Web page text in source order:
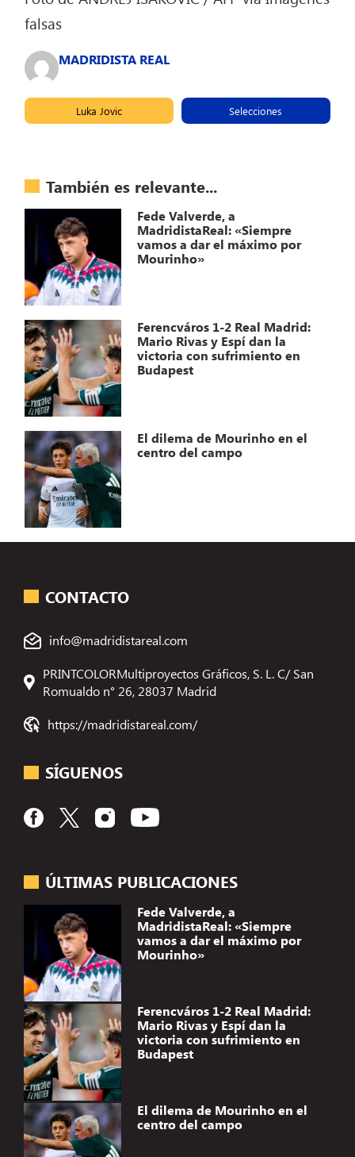
falsas
MADRIDISTA REAL
Luka Jovic Selecciones
También es relevante...
Fede Valverde, a
MadridistaReal: «Siempre
vamos a dar el máximo por
Mourinho»
Ferencváros 1-2 Real Madrid:
Mario Rivas y Espí dan la
victoria con sufrimiento en
Budapest
El dilema de Mourinho en el
centro del campo
ÚLTIMAS PUBLICACIONES
Fede Valverde, a
MadridistaReal: «Siempre
vamos a dar el máximo por
Mourinho»
Ferencváros 1-2 Real Madrid:
Mario Rivas y Espí dan la
victoria con sufrimiento en
Budapest
El dilema de Mourinho en el
centro del campo
CONTACTO
info@madridistareal.com
PRINTCOLORMultiproyectos Gráficos, S. L. C/ San
Romualdo n° 26, 28037 Madrid
https://madridistareal.com/
SÍGUENOS